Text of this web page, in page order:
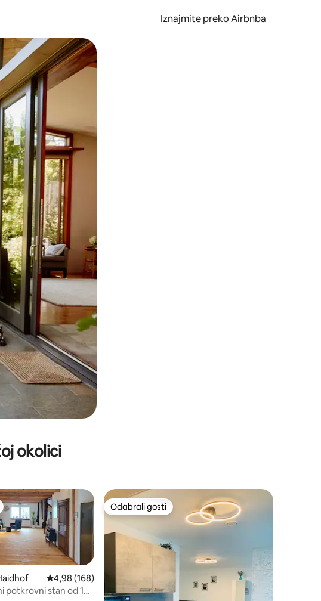
Iznajmite preko Airbnba
dodirom ili prelaskom prstom po zaslonu.
okolici
s oznakom „Odabrali gosti”
Prosječna ocjena: 4,98/5, recenzija: 168
4,98 (168)
stan od 100
Odabrali gosti
Odabrali gosti